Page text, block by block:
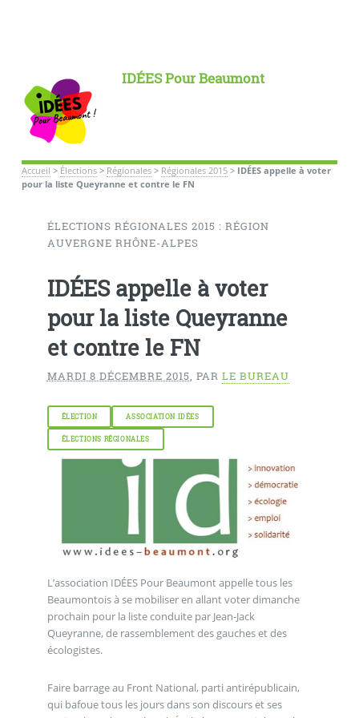
IDÉES Pour Beaumont
Accueil > Élections> Régionales> Régionales 2015> IDÉES appelle à voter
pour la liste Queyranne et contre le FN
ÉLECTIONS RÉGIONALES 2015 : RÉGION
AUVERGNE RHÔNE-ALPES
IDÉES appelle à voter
pour la liste Queyranne
et contre le FN
MARDI 8 DÉCEMBRE 2015, PAR LE BUREAU
ÉLECTION ASSOCIATION IDÉES
ÉLECTIONS RÉGIONALES
L’association IDÉES Pour Beaumont appelle tous les
Beaumontois à se mobiliser en allant voter dimanche
prochain pour la liste conduite par Jean-Jack
Queyranne, de rassemblement des gauches et des
écologistes.
Faire barrage au Front National, parti antirépublicain,
qui bafoue tous les jours dans son discours et ses